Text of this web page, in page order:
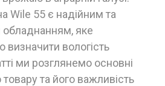
Wile 55 є надійним та
обладнанням, яке
визначити вологість
ми розглянемо основні
та його важливість